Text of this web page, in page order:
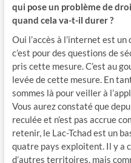
qui pose un problème de
quand cela va-t-il durer ?
Oui l’accès à l’internet est
c’est pour des questions de
pris cette mesure. C’est au
levée de cette mesure. En
sommes là pour veiller à
Vous aurez constaté que
reculée et n’est pas accrue
retenir, le Lac-Tchad est un
quatre pays exploitent. Il y a
d’autres territoires, mais